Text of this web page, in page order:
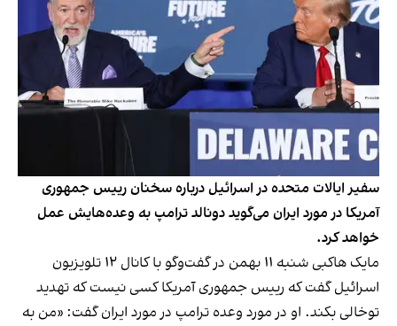
سفیر ایالات متحده در اسرائیل درباره سخنان رییس جمهوری
آمریکا در مورد ایران می‌گوید دونالد ترامپ به وعده‌هایش عمل
خواهد کرد.
مایک هاکبی شنبه ۱۱ بهمن در گفت‌وگو با کانال ۱۲ تلویزیون
اسرائیل گفت که رییس جمهوری آمریکا کسی نیست که تهدید
توخالی بکند. او در مورد وعده ترامپ در مورد ایران گفت: «من به